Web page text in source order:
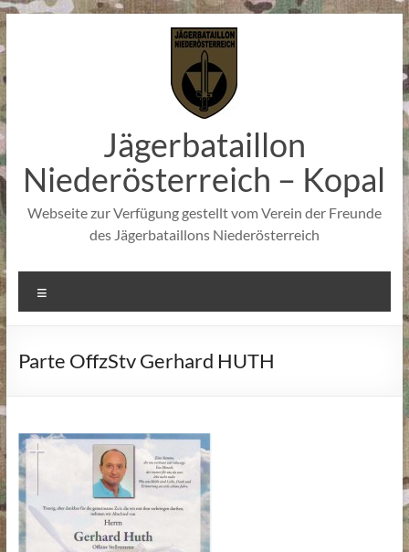
Zum
springen
Jägerbataillon
Niederösterreich – Kopal
Webseite zur Verfügung gestellt vom Verein der Freunde
des Jägerbataillons Niederösterreich
Parte OffzStv Gerhard HUTH